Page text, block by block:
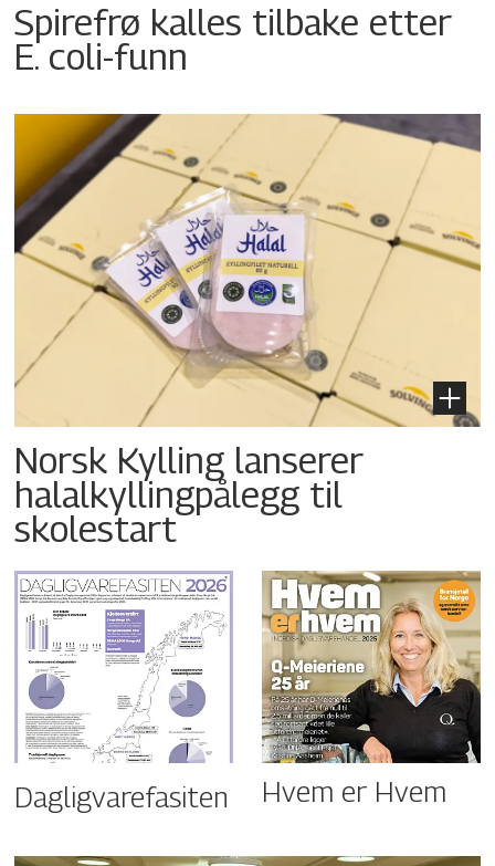
Spirefrø kalles tilbake etter
E. coli-funn
Norsk Kylling lanserer
halalkyllingpålegg til
skolestart
Dagligvarefasiten Hvem er Hvem